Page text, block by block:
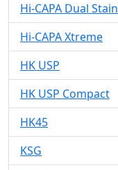
Hi-CAPA Dual
Hi-CAPA Xtreme
HK USP
HK USP Compact
HK45
KSG